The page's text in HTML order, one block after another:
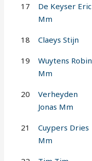
17
De Keyser Eric
Mm
18 Claeys Stijn
19
Wuytens Robin
Mm
20
Verheyden
Jonas Mm
21
Cuypers Dries
Mm